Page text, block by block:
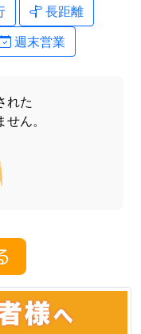
長距離
週末営業
れた
ん。